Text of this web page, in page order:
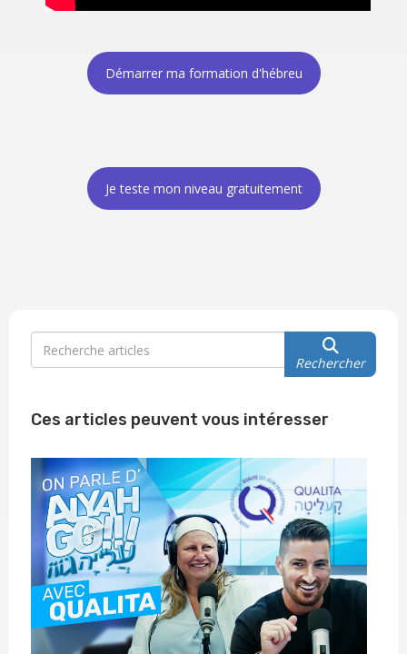
Démarrer ma formation d'hébreu
Je teste mon niveau gratuitement
Rechercher
Ces articles peuvent vous intéresser